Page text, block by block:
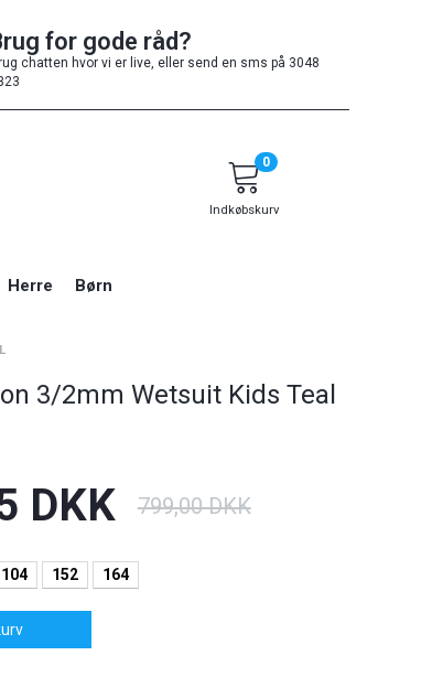
for gode råd?
chatten hvor vi er live, eller send en sms på 3048
Indkøbskurv
0
Herre Børn
3/2mm Wetsuit Kids Teal
DKK 799,00 DKK
104 152 164